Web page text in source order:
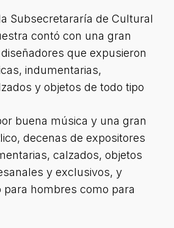
Subsecretararía de Cultural
contó con una gran
que expusieron
indumentarias,
y objetos de todo tipo
buena música y una gran
decenas de expositores
calzados, objetos
y exclusivos, y
para hombres como para